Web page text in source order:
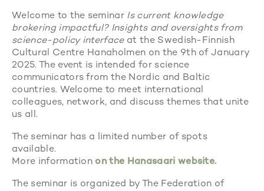
Welcome to the seminar Is current knowledge
brokering impactful? Insights and oversights from
science-policy interfaceat the Swedish-Finnish
Cultural Centre Hanaholmen on the 9th of January
2025. The event is intended for science
communicators from the Nordic and Baltic
countries. Welcome to meet international
colleagues, network, and discuss themes that unite
us all.
The seminar has a limited number of spots
available.
More information on the Hanasaari website.
The seminar is organized by The Federation of